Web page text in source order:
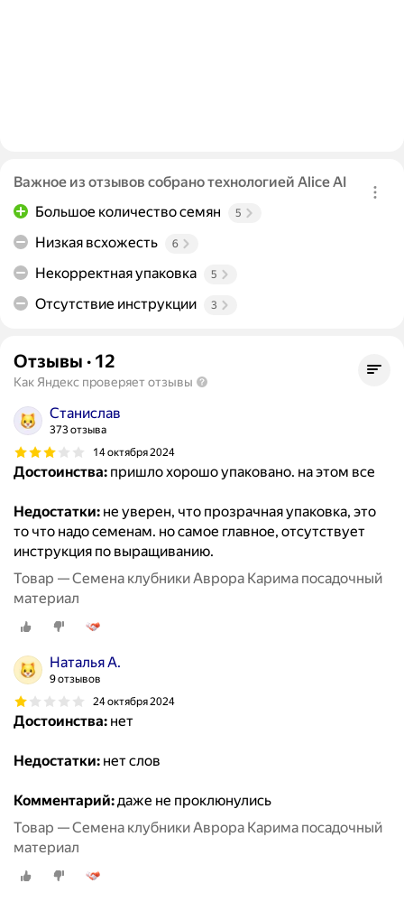
Важное из отзывов собрано технологией Alice AI
Большое количество семян
5
Низкая всхожесть 6
Некорректная упаковка 5
Отсутствие инструкции 3
Отзывы · 12
Как Яндекс проверяет отзывы
Станислав
373 отзыва
14 октября 2024
Достоинства: пришло хорошо упаковано. на этом все
Недостатки: не уверен, что прозрачная упаковка, это
то что надо семенам. но самое главное, отсутствует
инструкция по выращиванию.
Товар — Семена клубники Аврора Карима посадочный
материал
Наталья А.
9 отзывов
24 октября 2024
Достоинства: нет
Недостатки: нет слов
Комментарий:даже не проклюнулись
Товар — Семена клубники Аврора Карима посадочный
материал